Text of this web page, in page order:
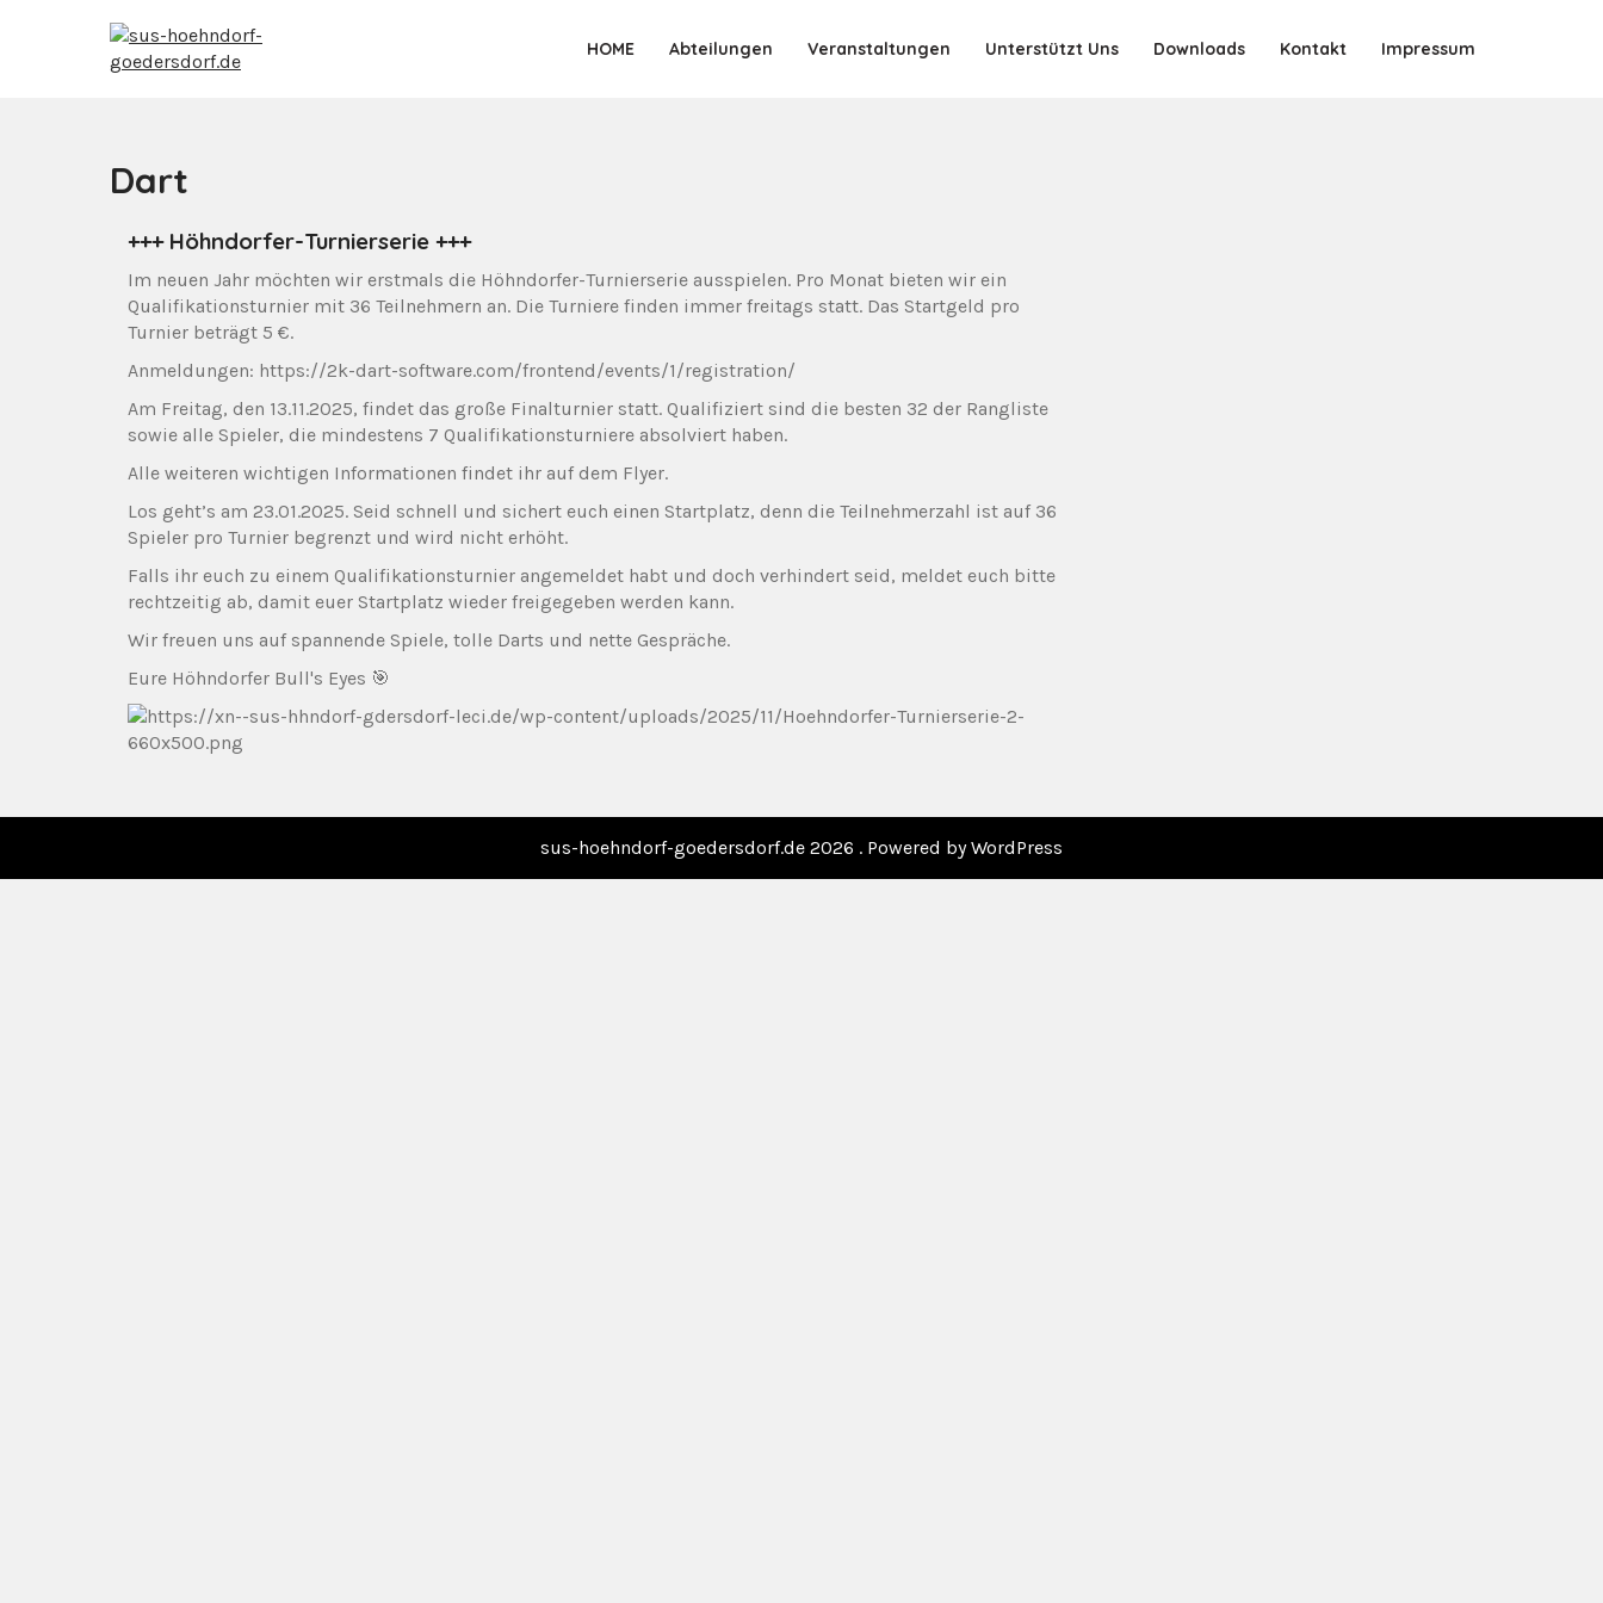
HOME Abteilungen Veranstaltungen Unterstützt Uns Downloads Kontakt Impressum
Dart
+++ Höhndorfer-Turnierserie +++
Im neuen Jahr möchten wir erstmals die Höhndorfer-Turnierserie ausspielen. Pro Monat bieten wir ein
Qualifikationsturnier mit 36 Teilnehmern an. Die Turniere finden immer freitags statt. Das Startgeld pro
Turnier beträgt 5 €.
Anmeldungen: https://2k-dart-software.com/frontend/events/1/registration/
Am Freitag, den 13.11.2025, findet das große Finalturnier statt. Qualifiziert sind die besten 32 der Rangliste
sowie alle Spieler, die mindestens 7 Qualifikationsturniere absolviert haben.
Alle weiteren wichtigen Informationen findet ihr auf dem Flyer.
Los geht’s am 23.01.2025. Seid schnell und sichert euch einen Startplatz, denn die Teilnehmerzahl ist auf 36
Spieler pro Turnier begrenzt und wird nicht erhöht.
Falls ihr euch zu einem Qualifikationsturnier angemeldet habt und doch verhindert seid, meldet euch bitte
rechtzeitig ab, damit euer Startplatz wieder freigegeben werden kann.
Wir freuen uns auf spannende Spiele, tolle Darts und nette Gespräche.
Eure Höhndorfer Bull's Eyes 🎯
sus-hoehndorf-goedersdorf.de 2026 . Powered by WordPress